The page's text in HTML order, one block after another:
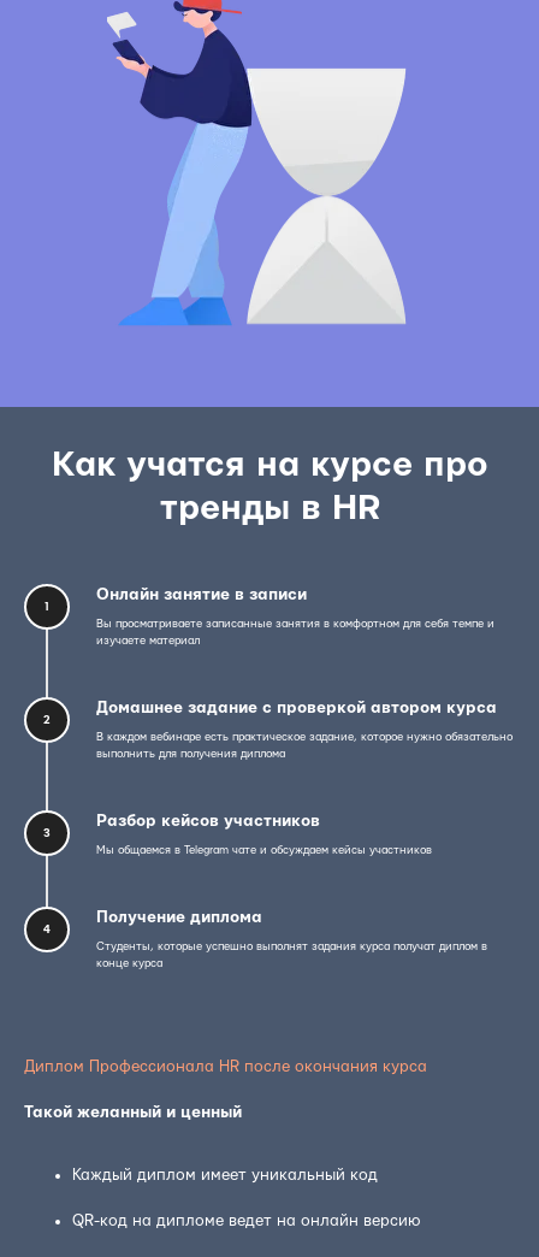
Как учатся на курсе про
тренды в HR
1
Онлайн занятие в записи
Вы просматриваете записанные занятия в комфортном для себя темпе и
изучаете материал
2
Домашнее задание с проверкой автором курса
В каждом вебинаре есть практическое задание, которое нужно обязательно
выполнить для получения диплома
3
Разбор кейсов участников
Мы общаемся в Telegram чате и обсуждаем кейсы участников
4
Получение диплома
Студенты, которые успешно выполнят задания курса получат диплом в
конце курса
Диплом Профессионала HR после окончания курса
Такой желанный и ценный
Каждый диплом имеет уникальный код
QR-код на дипломе ведет на онлайн версию